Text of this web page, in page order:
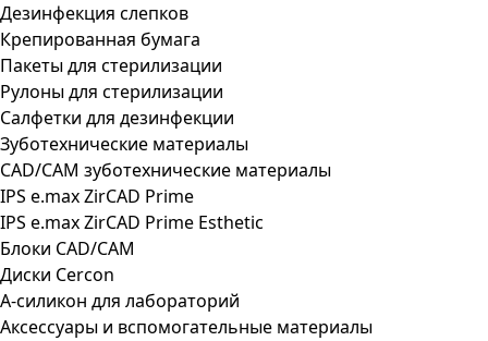
Дезинфекция слепков
Крепированная бумага
Пакеты для стерилизации
Рулоны для стерилизации
Салфетки для дезинфекции
Зуботехнические материалы
CAD/CAM зуботехнические материалы
IPS e.max ZirCAD Prime
IPS e.max ZirCAD Prime Esthetic
Блоки CAD/CAM
Диски Cercon
А-силикон для лабораторий
Аксессуары и вспомогательные материалы